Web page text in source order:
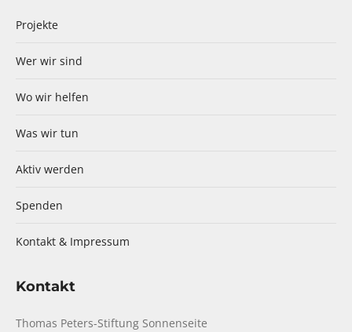
Projekte
Wer wir sind
Wo wir helfen
Was wir tun
Aktiv werden
Spenden
Kontakt & Impressum
Kontakt
Thomas Peters-Stiftung Sonnenseite